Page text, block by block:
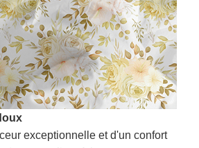
exceptionnelle et d'un confort